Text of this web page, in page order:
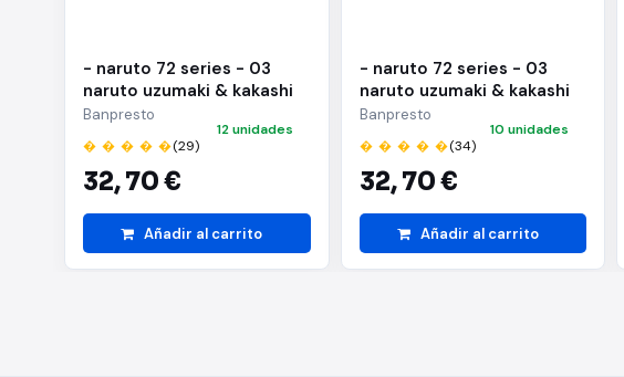
- naruto 72 series - 03
naruto uzumaki & kakashi
hatake(a:naruto uzumaki)
Banpresto
� � � � �(29)
32,70 €
12 unidades
Añadir al carrito
- naruto 72 series - 03
naruto uzumaki & kakashi
hatake(b:kakashi hatake)
Banpresto
� � � � �(34)
32,70 €
10 unidades
Añadir al carrito